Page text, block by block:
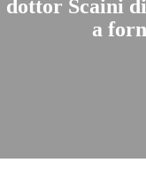
dottor Scaini
a